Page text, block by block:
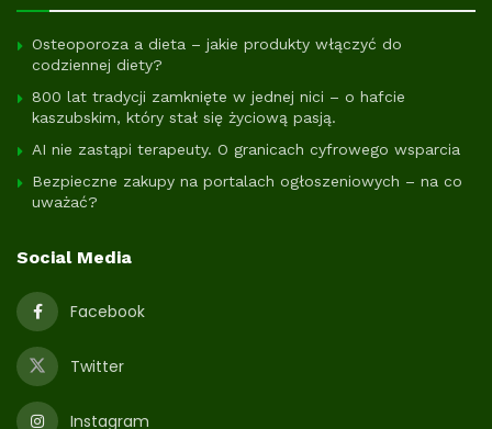
Osteoporoza a dieta – jakie produkty włączyć do
codziennej diety?
800 lat tradycji zamknięte w jednej nici – o hafcie
kaszubskim, który stał się życiową pasją.
AI nie zastąpi terapeuty. O granicach cyfrowego wsparcia
Bezpieczne zakupy na portalach ogłoszeniowych – na co
uważać?
Social Media
Facebook
Twitter
Instagram